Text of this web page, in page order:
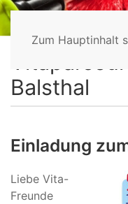
Zum Hauptinhalt
Home
Balsthal
Einladung
Liebe Vita-
Freunde